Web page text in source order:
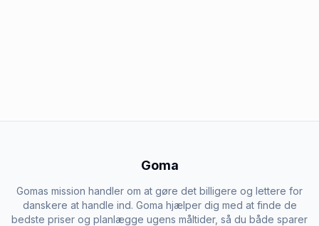
Goma
Gomas mission handler om at gøre det billigere og lettere for
danskere at handle ind. Goma hjælper dig med at finde de
bedste priser og planlægge ugens måltider, så du både sparer